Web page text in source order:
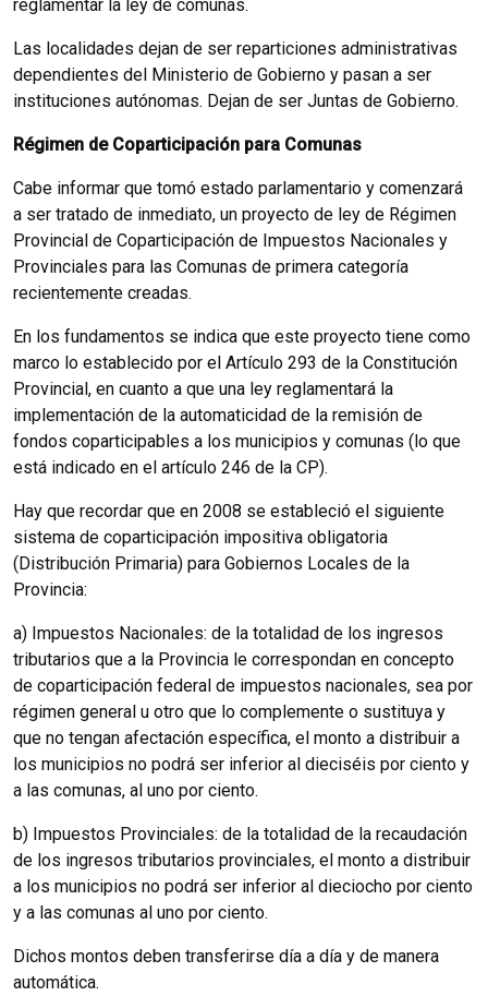
reglamentar la ley de comunas.
Las localidades dejan de ser reparticiones administrativas
dependientes del Ministerio de Gobierno y pasan a ser
instituciones autónomas. Dejan de ser Juntas de Gobierno.
Régimen de Coparticipación para Comunas
Cabe informar que tomó estado parlamentario y comenzará
a ser tratado de inmediato, un proyecto de ley de Régimen
Provincial de Coparticipación de Impuestos Nacionales y
Provinciales para las Comunas de primera categoría
recientemente creadas.
En los fundamentos se indica que este proyecto tiene como
marco lo establecido por el Artículo 293 de la Constitución
Provincial, en cuanto a que una ley reglamentará la
implementación de la automaticidad de la remisión de
fondos coparticipables a los municipios y comunas (lo que
está indicado en el artículo 246 de la CP).
Hay que recordar que en 2008 se estableció el siguiente
sistema de coparticipación impositiva obligatoria
(Distribución Primaria) para Gobiernos Locales de la
Provincia:
a) Impuestos Nacionales: de la totalidad de los ingresos
tributarios que a la Provincia le correspondan en concepto
de coparticipación federal de impuestos nacionales, sea por
régimen general u otro que lo complemente o sustituya y
que no tengan afectación específica, el monto a distribuir a
los municipios no podrá ser inferior al dieciséis por ciento y
a las comunas, al uno por ciento.
b) Impuestos Provinciales: de la totalidad de la recaudación
de los ingresos tributarios provinciales, el monto a distribuir
a los municipios no podrá ser inferior al dieciocho por ciento
y a las comunas al uno por ciento.
Dichos montos deben transferirse día a día y de manera
automática.